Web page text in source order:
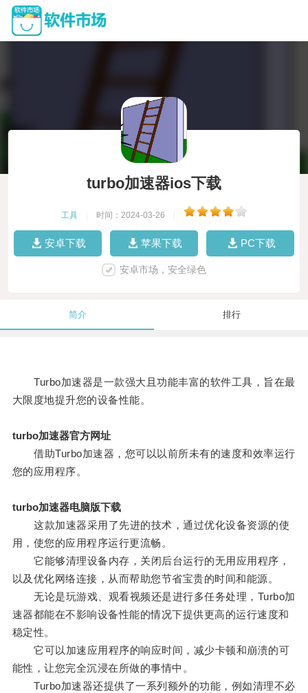
turbo加速器ios下载
工具 时间：2024-03-26
安卓下载 苹果下载 PC下载
安卓市场，安全绿色
简介 排行
Turbo加速器是一款强大且功能丰富的软件工具，旨在最
大限度地提升您的设备性能。
turbo加速器官方网址
借助Turbo加速器，您可以以前所未有的速度和效率运行
您的应用程序。
turbo加速器电脑版下载
这款加速器采用了先进的技术，通过优化设备资源的使
用，使您的应用程序运行更流畅。
它能够清理设备内存，关闭后台运行的无用应用程序，
以及优化网络连接，从而帮助您节省宝贵的时间和能源。
无论是玩游戏、观看视频还是进行多任务处理，Turbo加
速器都能在不影响设备性能的情况下提供更高的运行速度和
稳定性。
它可以加速应用程序的响应时间，减少卡顿和崩溃的可
能性，让您完全沉浸在所做的事情中。
Turbo加速器还提供了一系列额外的功能，例如清理不必